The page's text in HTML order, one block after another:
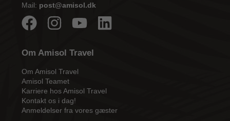
Mail: post@amisol.dk
Om Amisol Travel
Om Amisol Travel
Amisol Teamet
Karriere hos Amisol Travel
Kontakt os i dag!
Anmeldelser fra vores gæster